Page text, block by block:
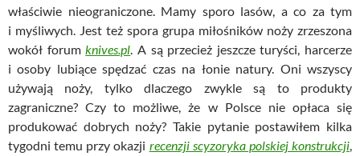
właściwie nieograniczone. Mamy sporo lasów, a co za tym
i myśliwych. Jest też spora grupa miłośników noży zrzeszona
wokół forumknives.pl. A są przecież jeszcze turyści, harcerze
i osoby lubiące spędzać czas na łonie natury. Oni wszyscy
używają noży, tylko dlaczego zwykle są to produkty
zagraniczne? Czy to możliwe, że w Polsce nie opłaca się
produkować dobrych noży? Takie pytanie postawiłem kilka
tygodni temu przy okazji recenzji scyzoryka polskiej konstrukcji,